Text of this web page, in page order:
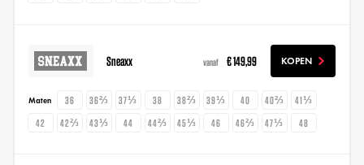
Sneaxx vanaf € 149,99 KOPEN
Maten 36 36⅔ 37⅓ 38 38⅔ 39⅓ 40 40⅔
41⅓
42
42⅔ 43⅓ 44 44⅔ 45⅓ 46 46⅔ 47⅓ 48